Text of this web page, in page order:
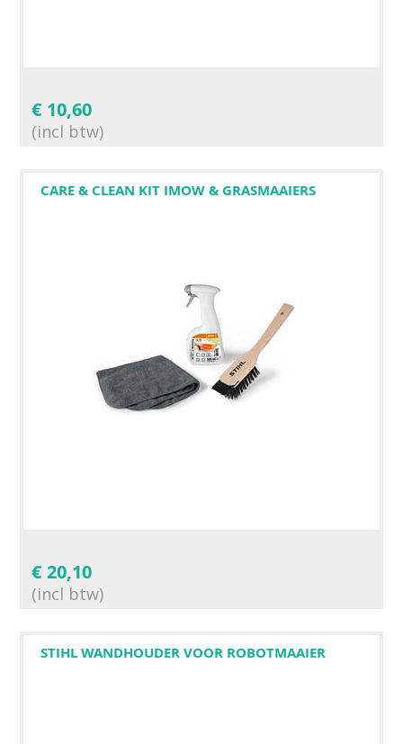
€ 10,60
(incl btw)
CARE & CLEAN KIT IMOW & GRASMAAIERS
€ 20,10
(incl btw)
STIHL WANDHOUDER VOOR ROBOTMAAIER